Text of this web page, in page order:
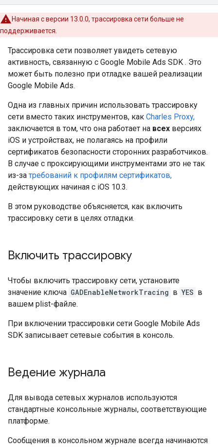
Начиная с версии 13.0.0, трассировка сети больше не
поддерживается.
Трассировка сети позволяет увидеть сетевую
активность, связанную с Google Mobile Ads SDK . Это
может быть полезно при отладке вашей реализации
Google Mobile Ads.
Одна из главных причин использовать трассировку
сети вместо таких инструментов, как Charles Proxy,
заключается в том, что она работает на всех версиях
iOS и устройствах, не полагаясь на профили
сертификатов безопасности сторонних разработчиков.
В случае с проксирующими инструментами это не так
из-за требований к профилям сертификатов,
действующих начиная с iOS 10.3.
В этом руководстве объясняется, как включить
трассировку сети в целях отладки.
Включить трассировку
Чтобы включить трассировку сети, установите
значение ключа GADEnableNetworkTracing в YES в
вашем plist-файле.
При включении трассировки сети Google Mobile Ads
SDK записывает сетевые события в консоль.
Ведение журнала
Для вывода сетевых журналов используются
стандартные консольные журналы, соответствующие
платформе.
Сообщения в консольном журнале всегда начинаются